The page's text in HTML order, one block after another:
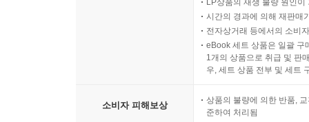
LP상품의 재생 불량 원인
시간의 경과에 의해 재판매
전자상거래 등에서의 소비
eBook 세트 상품은 일괄 구
1개의 상품으로 취급 및 판
우, 세트 상품 전부 및 세트
소비자 피해보상
상품의 불량에 의한 반품,
준하여 처리됨